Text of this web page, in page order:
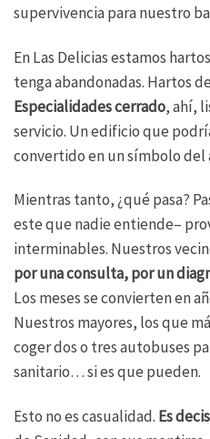
supervivencia para nuestro
En Las Delicias estamos
tenga abandonadas. Hartos
Especialidades cerrado, ahí,
servicio. Un edificio que
convertido en un símbolo del
Mientras tanto, ¿qué pasa?
este que nadie entiende–
interminables. Nuestros
por una consulta, por un
Los meses se convierten en
Nuestros mayores, los que
coger dos o tres autobuses
sanitario… si es que pueden.
Esto no es casualidad. Es